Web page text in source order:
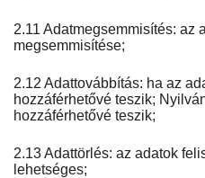
2.11 Adatmegsemmisítés: az
megsemmisítése;
2.12 Adattovábbítás: ha az
hozzáférhetővé teszik;
hozzáférhetővé teszik;
2.13 Adattörlés: az adatok
lehetséges;